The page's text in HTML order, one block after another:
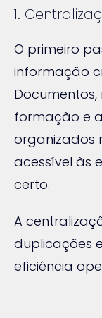
1.
O primeiro
informação
Documentos,
formação e
organizados
acessível às
certo.
A
duplicações
eficiência